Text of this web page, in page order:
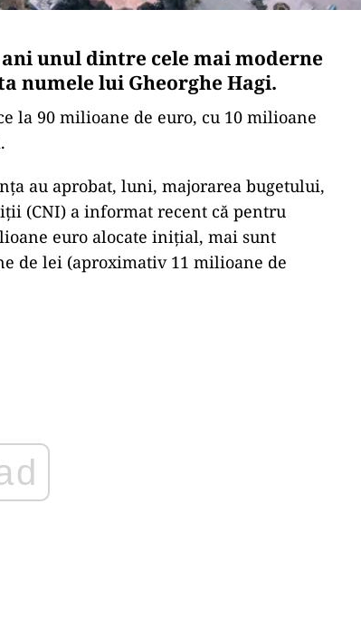
unul dintre cele mai moderne
numele lui Gheorghe Hagi.
la 90 milioane de euro, cu 10 milioane
au aprobat, luni, majorarea bugetului,
(CNI) a informat recent că pentru
euro alocate inițial, mai sunt
de lei (aproximativ 11 milioane de